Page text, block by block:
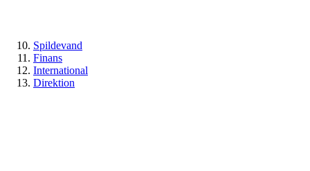
Spildevand
Finans
International
Direktion